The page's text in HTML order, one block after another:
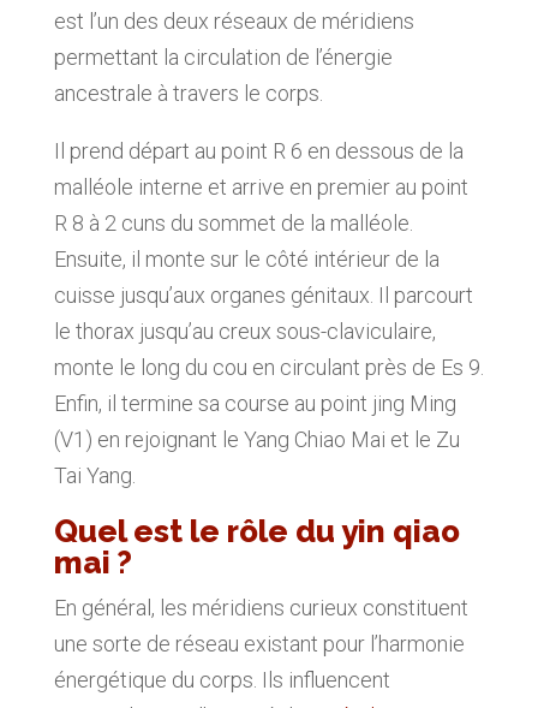
est l’un des deux réseaux de méridiens
permettant la circulation de l’énergie
ancestrale à travers le corps.
Il prend départ au point R 6 en dessous de la
malléole interne et arrive en premier au point
R 8 à 2 cuns du sommet de la malléole.
Ensuite, il monte sur le côté intérieur de la
cuisse jusqu’aux organes génitaux. Il parcourt
le thorax jusqu’au creux sous-claviculaire,
monte le long du cou en circulant près de Es 9.
Enfin, il termine sa course au point jing Ming
(V1) en rejoignant le Yang Chiao Mai et le Zu
Tai Yang.
Quel est le rôle du yin qiao
mai ?
En général, les méridiens curieux constituent
une sorte de réseau existant pour l’harmonie
énergétique du corps. Ils influencent